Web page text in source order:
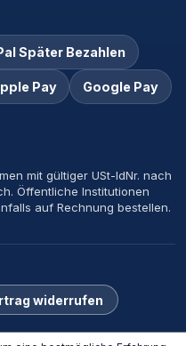
Später Bezahlen
Pay Google Pay
mit gültiger USt-IdNr. nach
Öffentliche Institutionen
auf Rechnung bestellen.
widerrufen